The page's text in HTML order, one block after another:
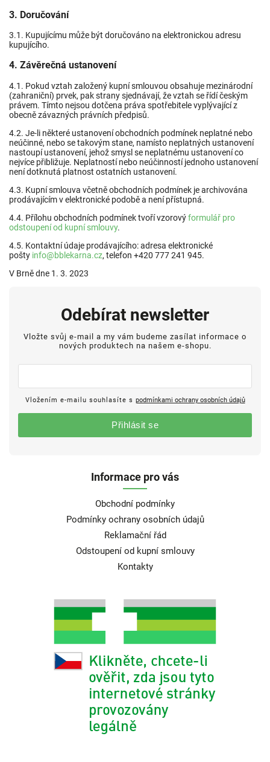
3. Doručování
3.1. Kupujícímu může být doručováno na elektronickou adresu
kupujícího.
4. Závěrečná ustanovení
4.1. Pokud vztah založený kupní smlouvou obsahuje mezinárodní
(zahraniční) prvek, pak strany sjednávají, že vztah se řídí českým
právem. Tímto nejsou dotčena práva spotřebitele vyplývající z
obecně závazných právních předpisů.
4.2. Je-li některé ustanovení obchodních podmínek neplatné nebo
neúčinné, nebo se takovým stane, namísto neplatných ustanovení
nastoupí ustanovení, jehož smysl se neplatnému ustanovení co
nejvíce přibližuje. Neplatností nebo neúčinností jednoho ustanovení
není dotknutá platnost ostatních ustanovení.
4.3. Kupní smlouva včetně obchodních podmínek je archivována
prodávajícím v elektronické podobě a není přístupná.
4.4. Přílohu obchodních podmínek tvoří vzorovýformulář pro
odstoupení od kupní smlouvy.
4.5. Kontaktní údaje prodávajícího: adresa elektronické
pošty info@bblekarna.cz, telefon +420 777 241 945.
V Brně dne 1. 3. 2023
Informace pro vás
Obchodní podmínky
Podmínky ochrany osobních údajů
Reklamační řád
Odstoupení od kupní smlouvy
Kontakty
Odebírat newsletter
Vložte svůj e-mail a my vám budeme zasílat informace o
nových produktech na našem e-shopu.
Vložením e-mailu souhlasíte s podmínkami ochrany osobních údajů
Přihlásit se